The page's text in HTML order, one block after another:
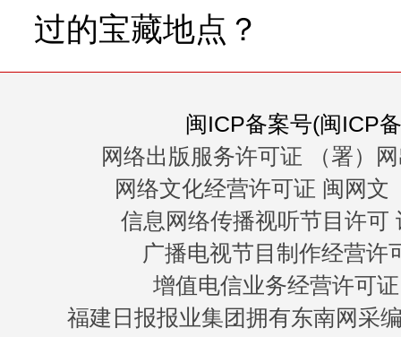
过的宝藏地点？
闽ICP备案号(闽ICP
网络出版服务许可证 （署）
网络文化经营许可证 闽网文
信息网络传播视听节目许可
广播电视节目制作经营许
增值电信业务经营许可
福建日报报业集团拥有东南网采